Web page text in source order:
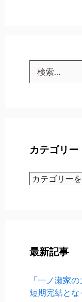
索:
カテゴリー
カ
最新記事
「一ノ瀬家
短期完結と